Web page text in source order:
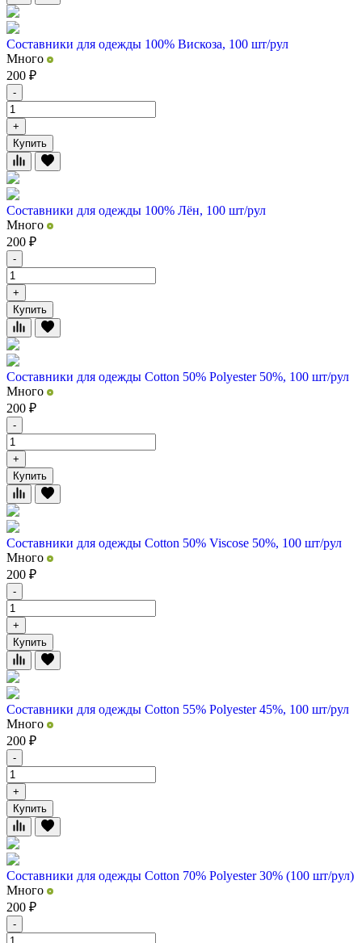
Составники для одежды 100% Вискоза, 100 шт/рул
Много
200 ₽
-
+
Купить
Составники для одежды 100% Лён, 100 шт/рул
Много
200 ₽
-
+
Купить
Составники для одежды Cotton 50% Polyester 50%, 100 шт/рул
Много
200 ₽
-
+
Купить
Составники для одежды Cotton 50% Viscose 50%, 100 шт/рул
Много
200 ₽
-
+
Купить
Составники для одежды Cotton 55% Polyester 45%, 100 шт/рул
Много
200 ₽
-
+
Купить
Составники для одежды Cotton 70% Polyester 30% (100 шт/рул)
Много
200 ₽
-